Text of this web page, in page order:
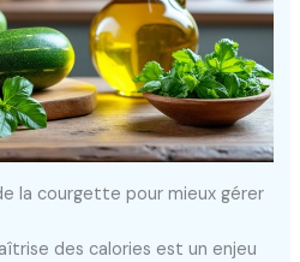
la courgette pour mieux gérer
des calories est un enjeu